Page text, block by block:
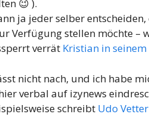
😉 ).
ja jeder selber
Verfügung stellen möchte –
verrät Kristian in
nicht nach, und ich habe
verbal auf izynews
schreibt Udo Vetter